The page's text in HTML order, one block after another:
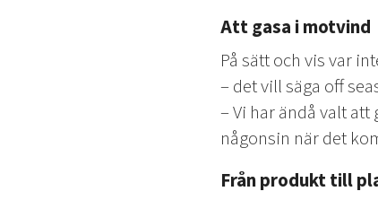
Att gasa i motvind
På sätt och vis var
– det vill säga off
– Vi har ändå valt
någonsin när det
Från produkt till